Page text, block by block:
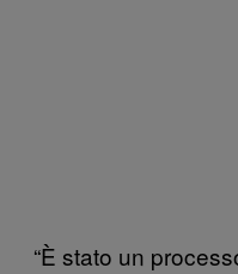
“È stato un